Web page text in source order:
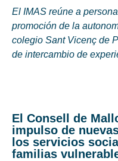
El IMAS reúne a
promoción de la
colegio Sant Vicenç de
de intercambio de
El Consell de
impulso de
los servicios
familias